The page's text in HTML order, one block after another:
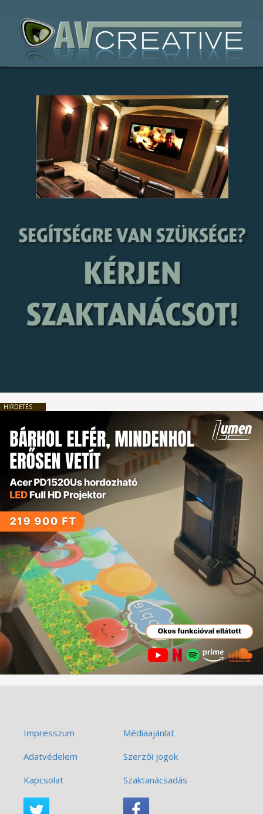
HIRDETÉS
Impresszum
Médiaajánlat
Adatvédelem
Szerzői jogok
Kapcsolat
Szaktanácsadás